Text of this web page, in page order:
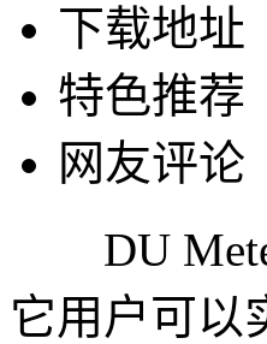
下载地址
特色推荐
网友评论
DU Meter
它用户可以